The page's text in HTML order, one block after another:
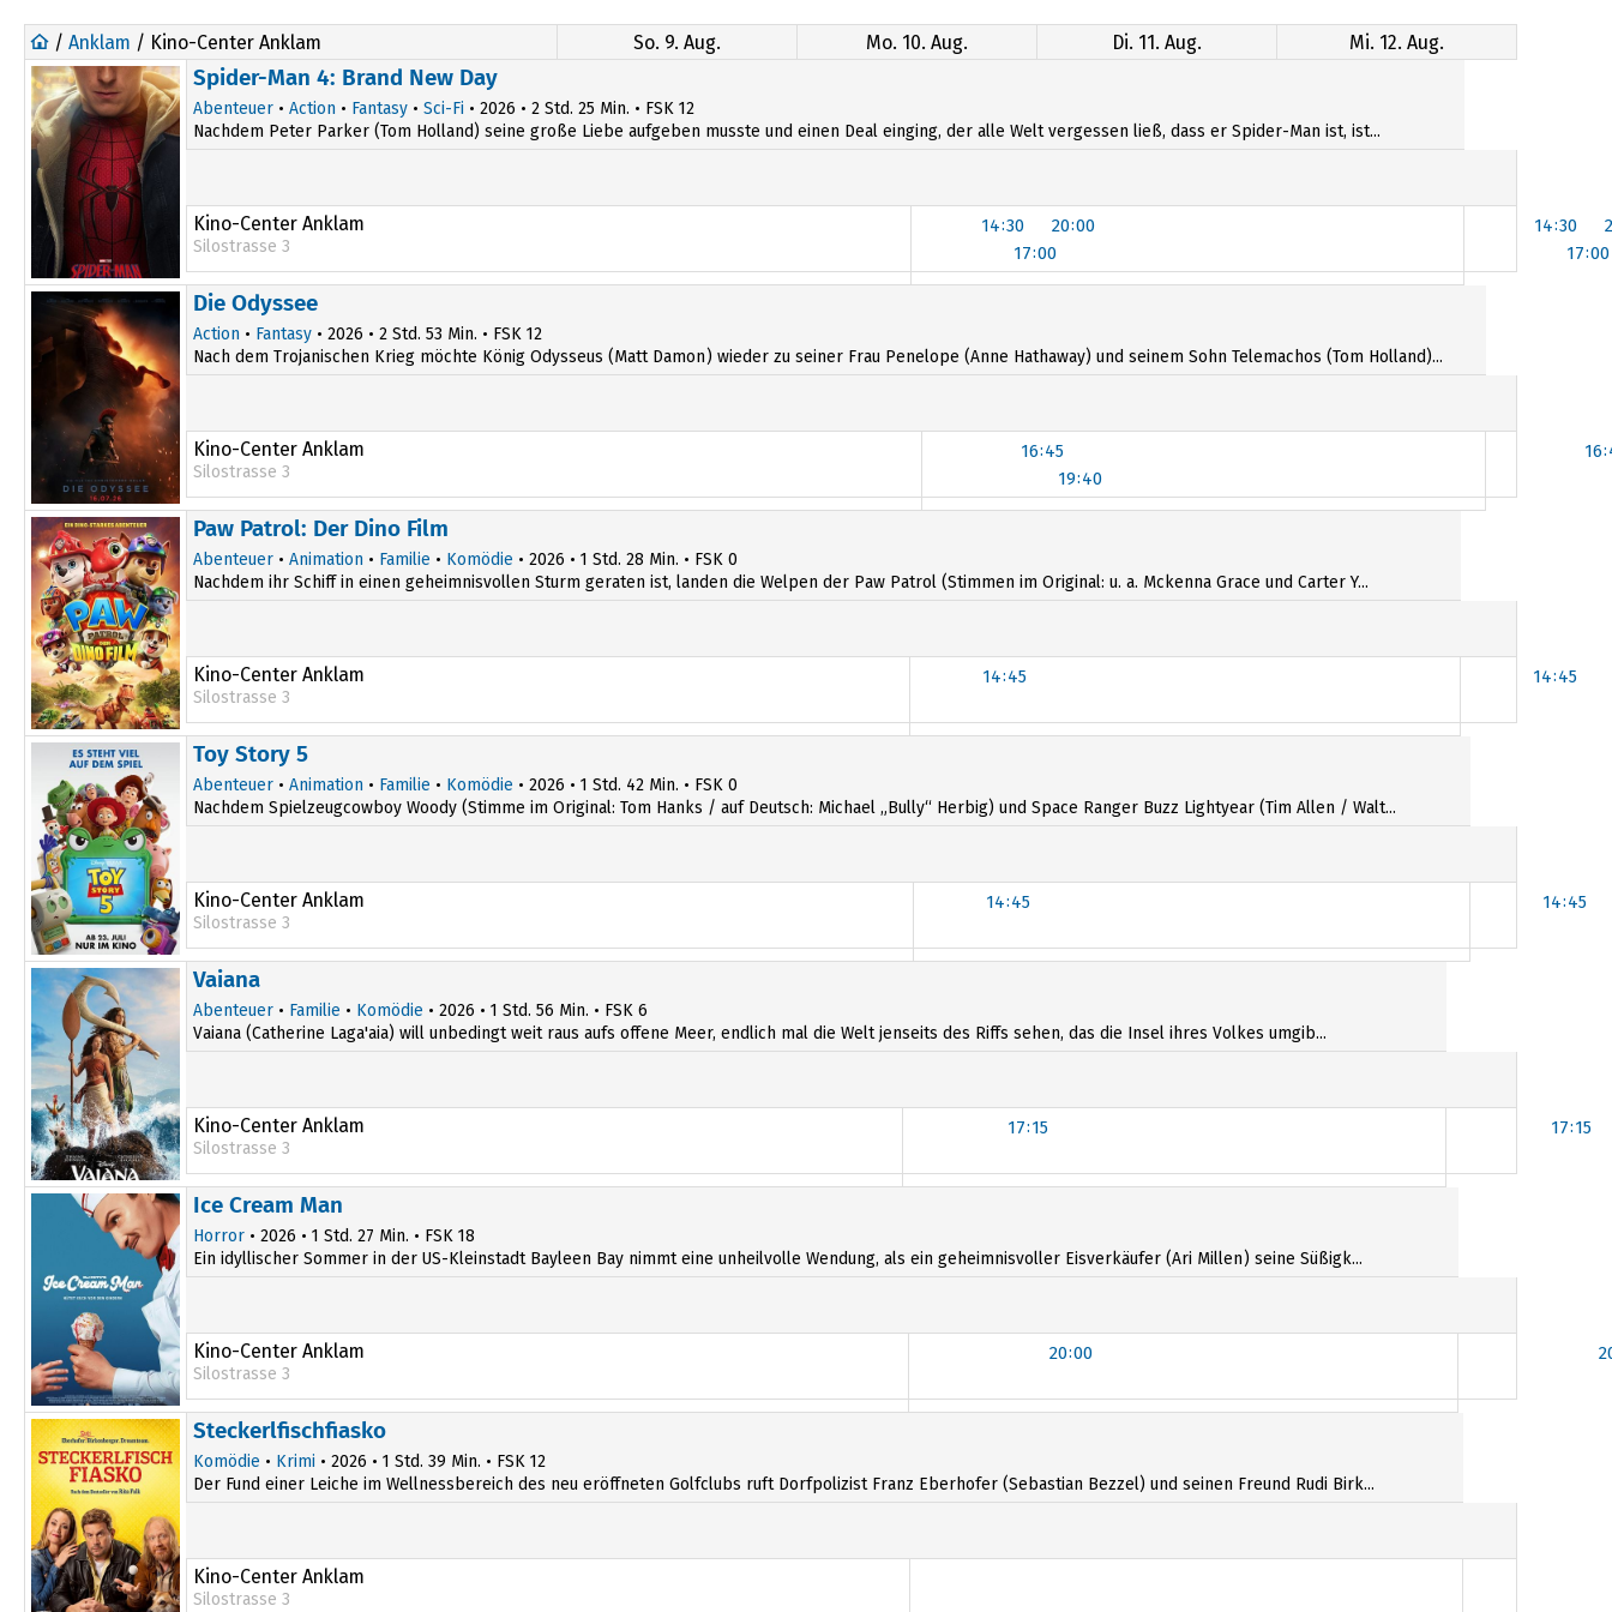
/ Anklam / Kino-Center Anklam So. 9. Aug. Mo. 10. Aug. Di. 11. Aug. Mi. 12. Aug.
Spider-Man 4: Brand New Day
Abenteuer • Action • Fantasy • Sci-Fi • 2026 • 2 Std. 25 Min. • FSK 12
Nachdem Peter Parker (Tom Holland) seine große Liebe aufgeben musste und einen Deal einging, der alle Welt vergessen ließ, dass er Spider-Man ist, ist...
Kino-Center Anklam
Silostrasse 3
14:30
17:00
20:00
14:30
17:00
14:30
20:00
14:30
20:00
Die Odyssee
Action • Fantasy • 2026 • 2 Std. 53 Min. • FSK 12
Nach dem Trojanischen Krieg möchte König Odysseus (Matt Damon) wieder zu seiner Frau Penelope (Anne Hathaway) und seinem Sohn Telemachos (Tom Holland)...
Kino-Center Anklam
Silostrasse 3
16:45
19:40
16:45
19:40
Paw Patrol: Der Dino Film
Abenteuer • Animation • Familie • Komödie • 2026 • 1 Std. 28 Min. • FSK 0
Nachdem ihr Schiff in einen geheimnisvollen Sturm geraten ist, landen die Welpen der Paw Patrol (Stimmen im Original: u. a. Mckenna Grace und Carter Y...
Kino-Center Anklam
Silostrasse 3
14:45 14:45
14:45 14:45
Toy Story 5
Abenteuer • Animation • Familie • Komödie • 2026 • 1 Std. 42 Min. • FSK 0
Nachdem Spielzeugcowboy Woody (Stimme im Original: Tom Hanks / auf Deutsch: Michael „Bully“ Herbig) und Space Ranger Buzz Lightyear (Tim Allen / Walt...
Kino-Center Anklam
Silostrasse 3
14:45 14:45
14:45 14:45
Vaiana
Abenteuer • Familie • Komödie • 2026 • 1 Std. 56 Min. • FSK 6
Vaiana (Catherine Laga'aia) will unbedingt weit raus aufs offene Meer, endlich mal die Welt jenseits des Riffs sehen, das die Insel ihres Volkes umgib...
Kino-Center Anklam
Silostrasse 3
17:15 17:15
17:15 17:15
Ice Cream Man
Horror • 2026 • 1 Std. 27 Min. • FSK 18
Ein idyllischer Sommer in der US-Kleinstadt Bayleen Bay nimmt eine unheilvolle Wendung, als ein geheimnisvoller Eisverkäufer (Ari Millen) seine Süßigk...
Kino-Center Anklam
Silostrasse 3
20:00
20:00
Steckerlfischfiasko
Komödie • Krimi • 2026 • 1 Std. 39 Min. • FSK 12
Der Fund einer Leiche im Wellnessbereich des neu eröffneten Golfclubs ruft Dorfpolizist Franz Eberhofer (Sebastian Bezzel) und seinen Freund Rudi Birk...
Kino-Center Anklam
Silostrasse 3